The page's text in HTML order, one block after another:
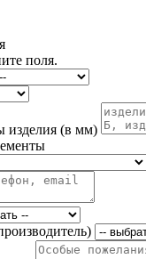
поля.
изделия (в мм)